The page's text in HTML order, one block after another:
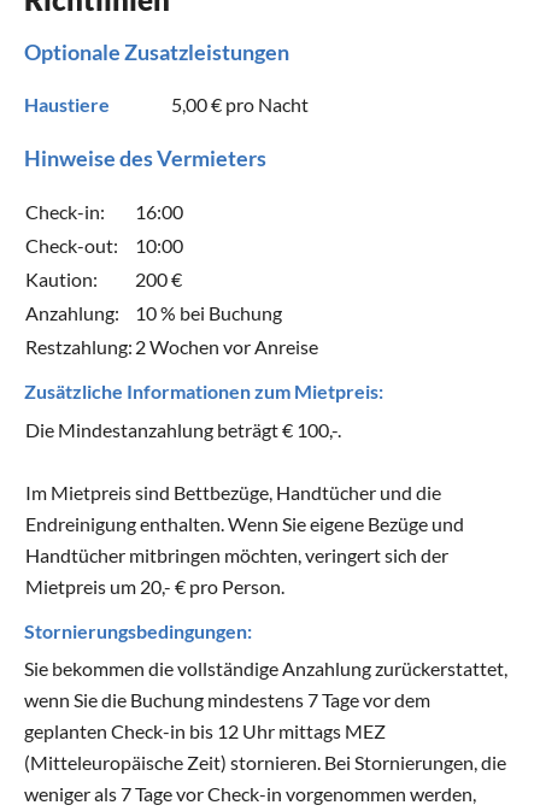
Optionale Zusatzleistungen
Haustiere 5,00 € pro Nacht
Hinweise des Vermieters
Check-in:
16:00
Check-out:
10:00
Kaution:
200 €
Anzahlung:
10 % bei Buchung
Restzahlung: 2 Wochen vor Anreise
Zusätzliche Informationen zum Mietpreis:
Die Mindestanzahlung beträgt € 100,-.
Im Mietpreis sind Bettbezüge, Handtücher und die
Endreinigung enthalten. Wenn Sie eigene Bezüge und
Handtücher mitbringen möchten, veringert sich der
Mietpreis um 20,- € pro Person.
Stornierungsbedingungen:
Sie bekommen die vollständige Anzahlung zurückerstattet,
wenn Sie die Buchung mindestens 7 Tage vor dem
geplanten Check-in bis 12 Uhr mittags MEZ
(Mitteleuropäische Zeit) stornieren. Bei Stornierungen, die
weniger als 7 Tage vor Check-in vorgenommen werden,